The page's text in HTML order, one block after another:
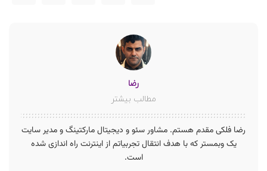
رضا
مطالب بیشتر
رضا فلکی مقدم هستم. مشاور سئو و دیجیتال مارکتینگ و مدیر سایت
یک وبمستر که با هدف انتقال تجربیاتم از اینترنت راه اندازی شده
است.